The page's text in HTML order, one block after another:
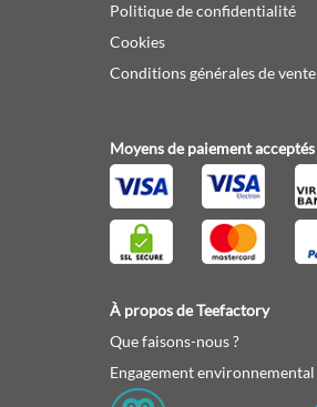
Politique de confidentialité
Cookies
Conditions générales de vente
Moyens de paiement acceptés
À propos de Teefactory
Que faisons-nous ?
Engagement environnemental